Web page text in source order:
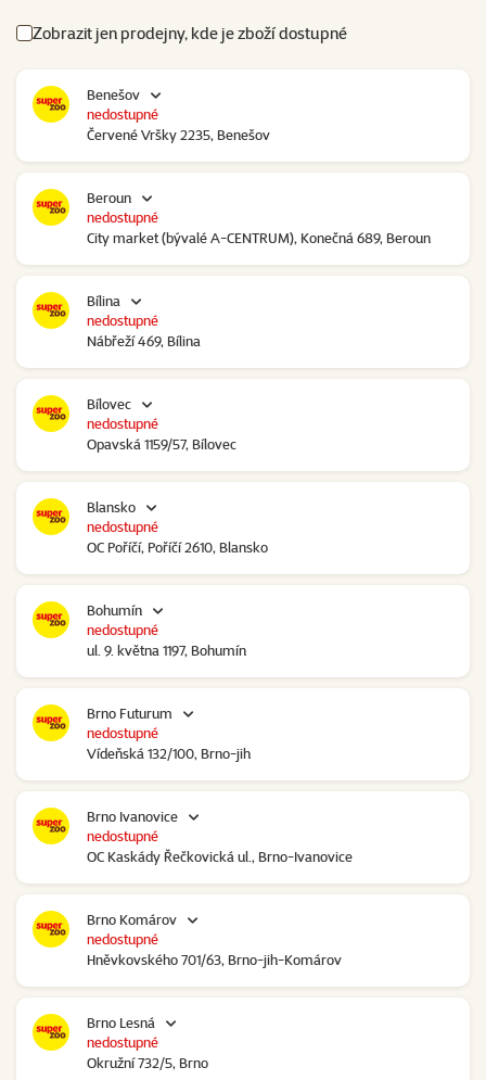
Zobrazit jen prodejny, kde je zboží dostupné
Benešov
Červené Vršky 2235, Benešov
nedostupné
Beroun
City market (bývalé A-CENTRUM), Konečná 689, Beroun
nedostupné
Bílina
Nábřeží 469, Bílina
nedostupné
Bílovec
Opavská 1159/57, Bílovec
nedostupné
Blansko
OC Poříčí, Poříčí 2610, Blansko
nedostupné
Bohumín
ul. 9. května 1197, Bohumín
nedostupné
Brno Futurum
Vídeňská 132/100, Brno-jih
nedostupné
Brno Ivanovice
OC Kaskády Řečkovická ul., Brno-Ivanovice
nedostupné
Brno Komárov
Hněvkovského 701/63, Brno-jih-Komárov
nedostupné
Brno Lesná
Okružní 732/5, Brno
nedostupné